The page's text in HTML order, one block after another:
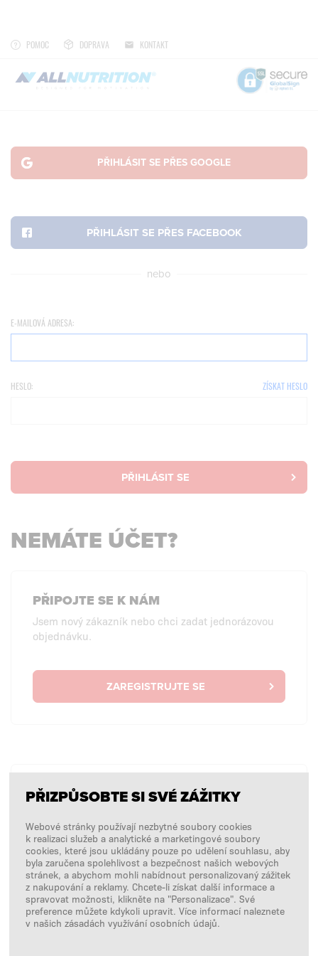
POMOC DOPRAVA KONTAKT
nebo
E-MAILOVÁ ADRESA:
HESLO: ZÍSKAT HESLO
PŘIHLÁSIT SE
NEMÁTE ÚČET?
PŘIPOJTE SE K NÁM
Jsem nový zákazník nebo chci zadat jednorázovou
objednávku.
ZAREGISTRUJTE SE
BEZ PŘIHLÁŠENÍ
NAKUPOVÁNÍ BEZ PŘIHLÁŠENÍ
PŘIZPŮSOBTE SI SVÉ ZÁŽITKY
Webové stránky používají nezbytné soubory cookies
k realizaci služeb a analytické a marketingové soubory
cookies, které jsou ukládány pouze po udělení souhlasu, aby
byla zaručena spolehlivost a bezpečnost našich webových
stránek, a abychom mohli nabídnout personalizovaný zážitek
z nakupování a reklamy. Chcete-li získat další informace a
spravovat možnosti, klikněte na "Personalizace". Své
preference můžete kdykoli upravit. Více informací naleznete
v našich zásadách využívání osobních údajů.